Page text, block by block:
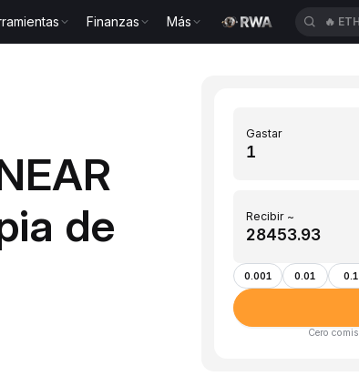
Finanzas Más 🔥
de
Gastar
Recibir ~
0.001 0.01 0.1
Cero